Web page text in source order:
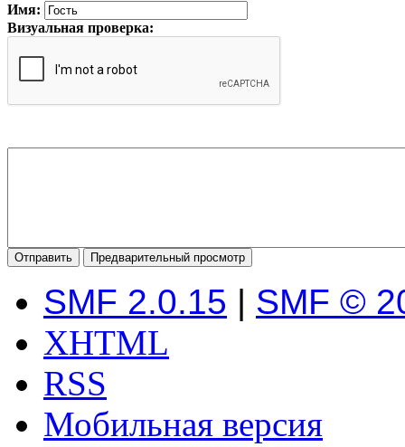
Имя:
Визуальная проверка:
SMF 2.0.15 | SMF ©
XHTML
RSS
Мобильная версия